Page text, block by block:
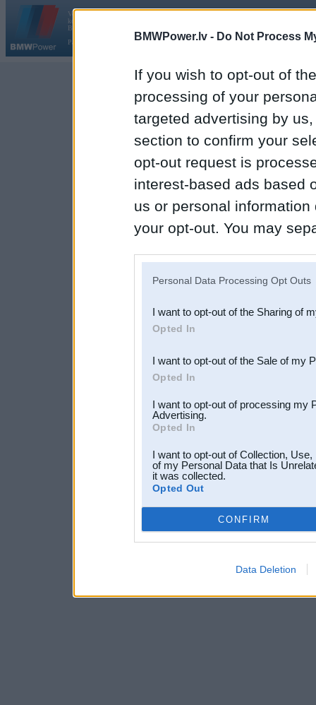
BMWPower.lv - Do Not Process
If you wish to opt-out of
processing of your
targeted advertising by
section to confirm your
opt-out request is
interest-based ads based
us or personal
your opt-out. You may
Downstream Participants
third parties.
Personal Data Processing Opt Outs
I want to opt-out of the Sharing of
Opted In
I want to opt-out of the Sale of my
Opted In
I want to opt-out of processing my
Advertising.
Opted In
I want to opt-out of Collection,
of my Personal Data that Is
it was collected.
Opted Out
CONFIRM
Data Deletion
Vortāls BMWPower.lv darbojas
kopš 2002. gada 14. maija. Tas nav auto klubs un nav saistīts ar
BMW AG.
Par BMWPower
Kontakti|Reklāma